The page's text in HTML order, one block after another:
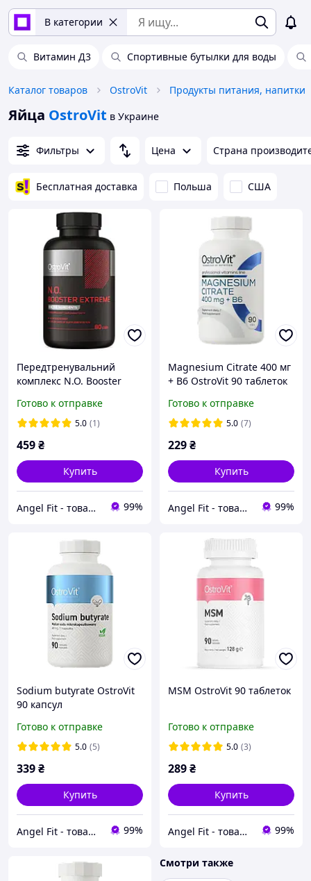
В категории
Витамин Д3 Спортивные бутылки для воды
Каталог товаров OstroVit Продукты питания, напитки
Яйца OstroVit в Украине
Фильтры Цена Страна
Бесплатная доставка Польша США
Передтренувальний
комплекс N.O. Booster
капсул
Готово к отправке
5.0 (1)
459₴
Купить
Angel Fit - товари для здоров'я, спорту та активного життя 99%
Magnesium Citrate 400 мг
+ B6 OstroVit 90 таблеток
Готово к отправке
5.0 (7)
229₴
Купить
Angel Fit - товари для здоров'я, спорту та активного життя 99%
Sodium butyrate OstroVit
90 капсул
Готово к отправке
5.0 (5)
339₴
Купить
Angel Fit - товари для здоров'я, спорту та активного життя 99%
MSM OstroVit 90 таблеток
Готово к отправке
5.0 (3)
289₴
Купить
Angel Fit - товари для здоров'я, спорту та активного життя 99%
Смотри также